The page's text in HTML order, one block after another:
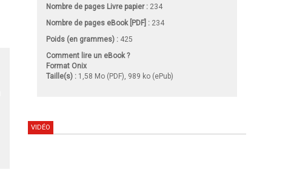
Nombre de pages Livre papier: 234
Nombre de pages eBook [PDF] : 234
Poids (en grammes) : 425
Comment lire un eBook ?
Format Onix
Taille(s) : 1,58 Mo (PDF), 989 ko (ePub)
VIDÉO